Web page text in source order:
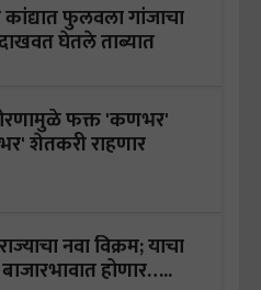
फुलवला गांजाचा
घेतले ताब्यात
फक्त 'कणभर'
शेतकरी राहणार
नवा विक्रम; याचा
होणार…..